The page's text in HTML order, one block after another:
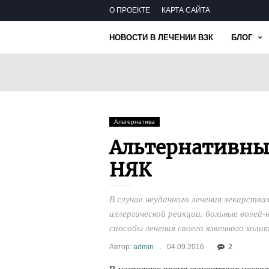
О ПРОЕКТЕ КАРТА САЙТА
НОВОСТИ В ЛЕЧЕНИИ ВЗК БЛОГ
Альтернатива
НЯК
В случае неудачного лечения
аллергической реакции, больные
способы лечения своего язвенного
Автор: admin 04.09.2016 2